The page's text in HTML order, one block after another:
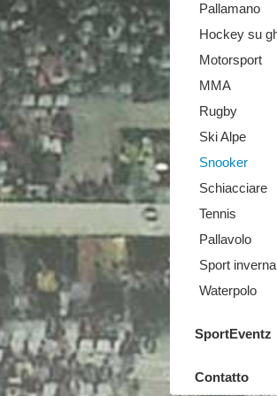
Pallamano
Hockey su
Motorsport
MMA
Rugby
Ski Alpe
Snooker
Schiacciare
Tennis
Pallavolo
Sport
Waterpolo
SportEventz
Contatto